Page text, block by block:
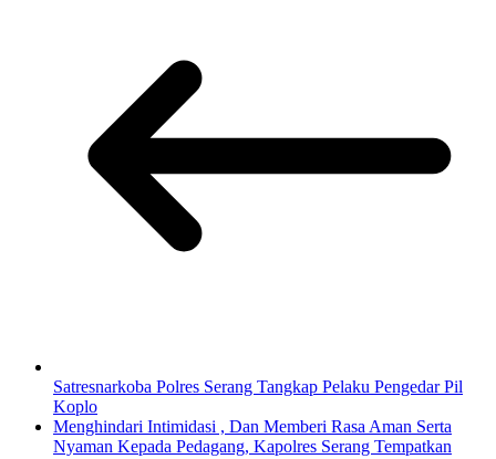
Satresnarkoba Polres Serang Tangkap Pelaku Pengedar Pil
Koplo
Menghindari Intimidasi , Dan Memberi Rasa Aman Serta
Nyaman Kepada Pedagang, Kapolres Serang Tempatkan